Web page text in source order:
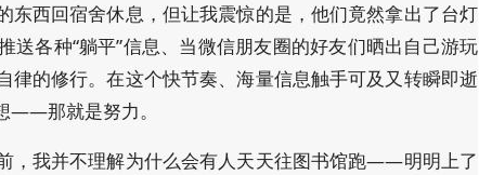
东西回宿舍休息，但让我震惊的是，他们竟然拿出了台灯
各种“躺平”信息、当微信朋友圈的好友们晒出自己游玩
律的修行。在这个快节奏、海量信息触手可及又转瞬即逝
——那就是努力。
，我并不理解为什么会有人天天往图书馆跑——明明上了